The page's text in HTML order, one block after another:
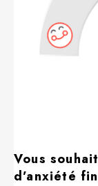
Vous
d’anxiété